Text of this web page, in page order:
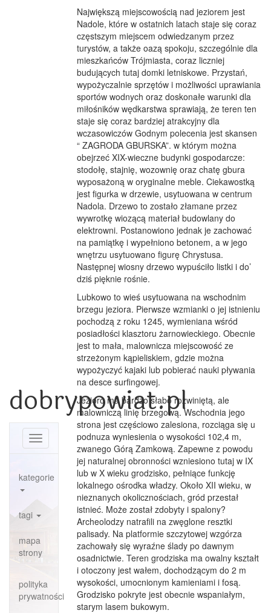
dobrypowiat.pl
Toggle
navigation
kategorie
tagi
mapa
strony
polityka
prywatności
Największą miejscowością nad jeziorem jest
Nadole, które w ostatnich latach staje się coraz
częstszym miejscem odwiedzanym przez
turystów, a także oazą spokoju, szczególnie dla
mieszkańców Trójmiasta, coraz liczniej
budujących tutaj domki letniskowe. Przystań,
wypożyczalnie sprzętów i możliwości uprawiania
sportów wodnych oraz doskonałe warunki dla
miłośników wędkarstwa sprawiają, że teren ten
staje się coraz bardziej atrakcyjny dla
wczasowiczów Godnym polecenia jest skansen
“ ZAGRODA GBURSKA”. w którym można
obejrzeć XIX-wieczne budynki gospodarcze:
stodołę, stajnię, wozownię oraz chatę gbura
wyposażoną w oryginalne meble. Ciekawostką
jest figurka w drzewie, usytuowana w centrum
Nadola. Drzewo to zostało złamane przez
wywrotkę wiozącą materiał budowlany do
elektrowni. Postanowiono jednak je zachować
na pamiątkę i wypełniono betonem, a w jego
wnętrzu usytuowano figurę Chrystusa.
Następnej wiosny drzewo wypuściło listki i do’
dziś pięknie rośnie.
Lubkowo to wieś usytuowana na wschodnim
brzegu jeziora. Pierwsze wzmianki o jej istnieniu
pochodzą z roku 1245, wymieniana wśród
posiadłości klasztoru żarnowieckiego. Obecnie
jest to mała, malownicza miejscowość ze
strzeżonym kąpieliskiem, gdzie można
wypożyczyć kajaki lub pobierać nauki pływania
na desce surfingowej.
Jezioro ma bardzo słabo rozwiniętą, ale
malowniczą linię brzegową. Wschodnia jego
strona jest częściowo zalesiona, rozciąga się u
podnuza wyniesienia o wysokości 102,4 m,
zwanego Górą Zamkową. Zapewne z powodu
jej naturalnej obronności wzniesiono tutaj w IX
lub w X wieku grodzisko, pełniące funkcję
lokalnego ośrodka władzy. Około XII wieku, w
nieznanych okolicznościach, gród przestał
istnieć. Może został zdobyty i spalony?
Archeolodzy natrafili na zwęglone resztki
palisady. Na platformie szczytowej wzgórza
zachowały się wyraźne ślady po dawnym
osadnictwie. Teren grodziska ma owalny kształt
i otoczony jest wałem, dochodzącym do 2 m
wysokości, umocnionym kamieniami i fosą.
Grodzisko pokryte jest obecnie wspaniałym,
starym lasem bukowym.